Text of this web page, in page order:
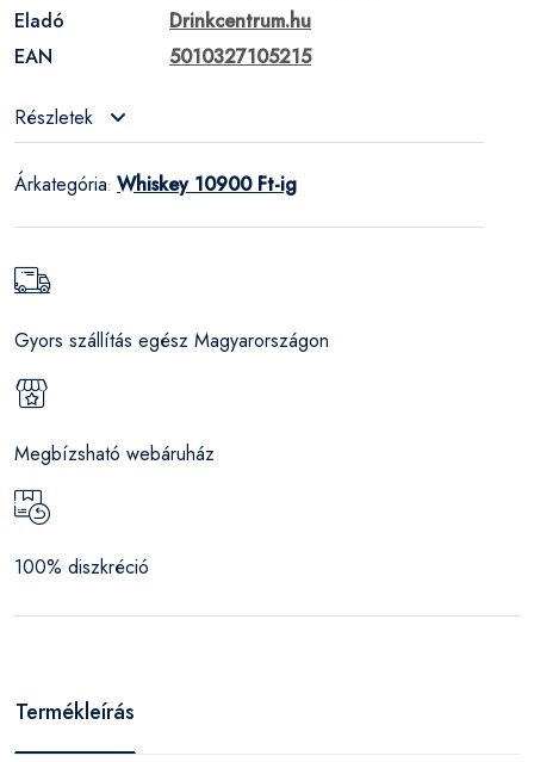
Eladó
Drinkcentrum.hu
EAN
5010327105215
Részletek
Árkategória: Whiskey 10900 Ft-ig
Gyors szállítás egész Magyarországon
Megbízsható webáruház
100% diszkréció
Termékleírás